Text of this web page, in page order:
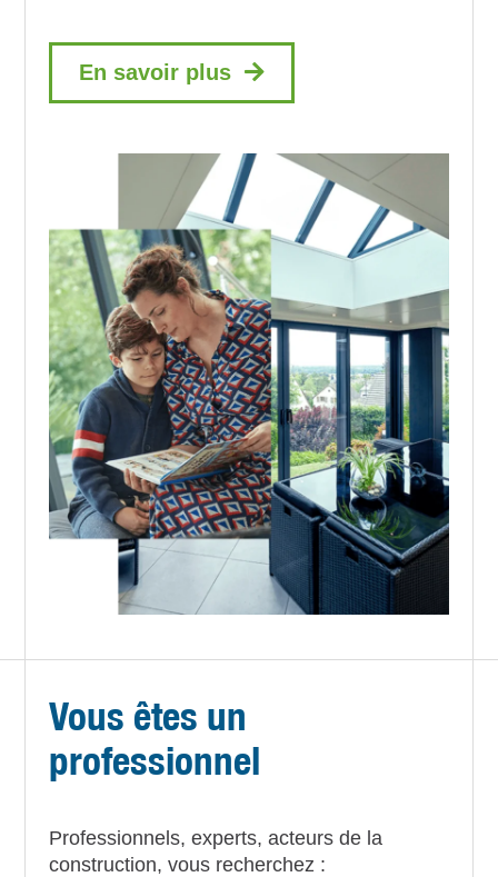
En savoir plus
Vous êtes un
professionnel
Professionnels, experts, acteurs de la
construction, vous recherchez :